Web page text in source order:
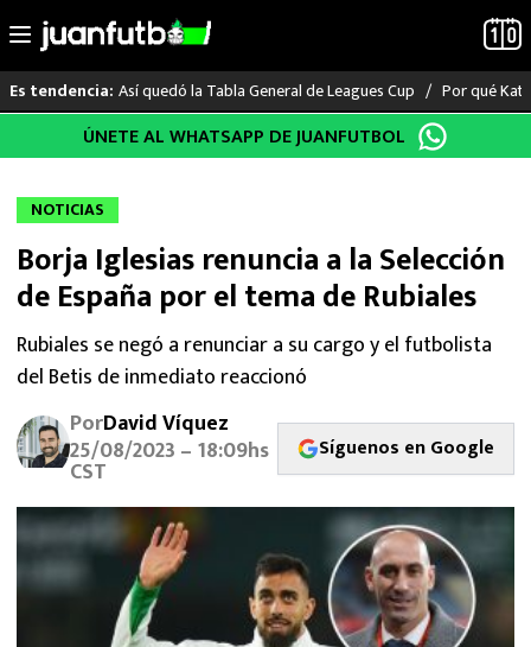
al
Es tendencia: Así quedó la Tabla General de Leagues Cup Por qué
LO ÚLTIMO
LIGA MX
RAYADOS
ATLANTE
SELECCIÓN MEXICANA
MEXICANOS EN EL EXTRANJERO
FUTBOL ESTUFA
ÚNETE AL WHATSAPP DE JUANFUTBOL
NOTICIAS
Borja Iglesias renuncia a la Selección
de España por el tema de Rubiales
Rubiales se negó a renunciar a su cargo y el futbolista
del Betis de inmediato reaccionó
PorDavid Víquez
25/08/2023 – 18:09hs
CST
Síguenos en Google